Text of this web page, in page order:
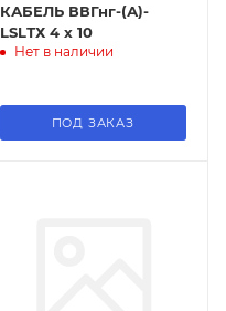
КАБЕЛЬ ВВГнг-(А)-
LSLТХ 4 х 10
Нет в наличии
ПОД ЗАКАЗ